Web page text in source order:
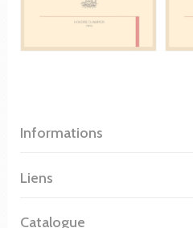
Informations
Liens
Catalogue